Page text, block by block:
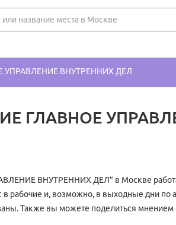
УПРАВЛЕНИЕ ВНУТРЕННИХ ДЕЛ
ГЛАВНОЕ
ВНУТРЕННИХ ДЕЛ” в Москве
в рабочие и, возможно, в выходные дни по
Также вы можете поделиться мнением